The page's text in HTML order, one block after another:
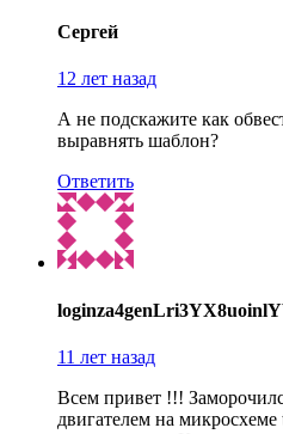
Сергей
12 лет назад
А не подскажите как
выравнять шаблон?
Ответить
11 лет назад
Всем привет !!!
двигателем на микросхеме